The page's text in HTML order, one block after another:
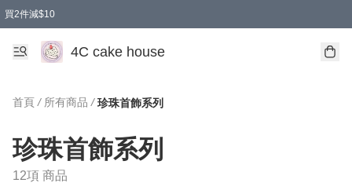
買2件減$10
任選兩件減$10
買兩盒減$10
買兩件減$10
買2件減$10
4C cake house
首頁 / 所有商品 / 珍珠首飾系列
珍珠首飾系列
12項 商品